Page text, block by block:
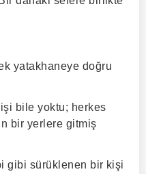
yatakhaneye doğru
bile yoktu; herkes
bir yerlere gitmiş
gibi sürüklenen bir kişi